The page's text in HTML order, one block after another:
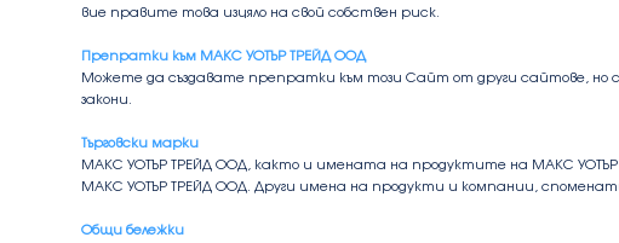
вие правите това изцяло на свой собствен риск.
Препратки към МАКС УОТЪР ТРЕЙД ООД
Можете да създавате препратки към този Сайт от други сайтове, но
закони.
Търговски марки
МАКС УОТЪР ТРЕЙД ООД, както и имената на продуктите на МАКС УОТЪР
МАКС УОТЪР ТРЕЙД ООД. Други имена на продукти и компании,
Общи бележки